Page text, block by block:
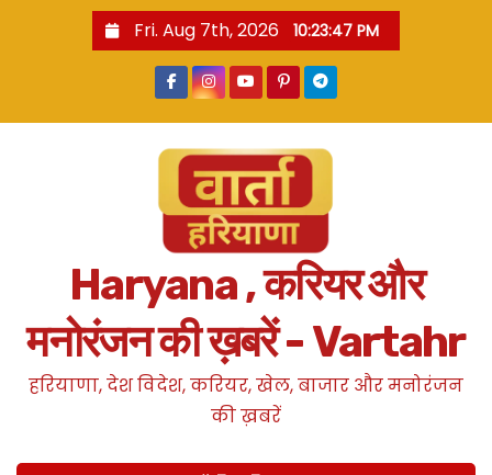
Fri. Aug 7th, 2026 10:23:48 PM
Haryana , करियर और
मनोरंजन की ख़बरें - Vartahr
हरियाणा, देश विदेश, करियर, खेल, बाजार और मनोरंजन
की ख़बरें